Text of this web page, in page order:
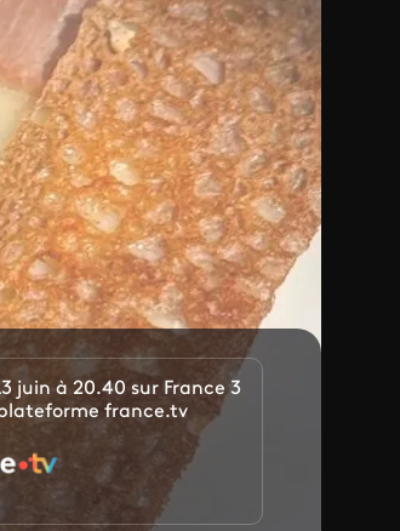
juin à 20.40 sur France 3
france.tv